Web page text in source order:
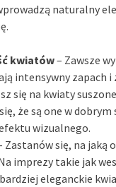
naturalny
kwiatów– Zawsze
intensywny zapach i
się na kwiaty
że są one w dobrym
wizualnego.
Zastanów się, na jaką
imprezy takie jak
eleganckie